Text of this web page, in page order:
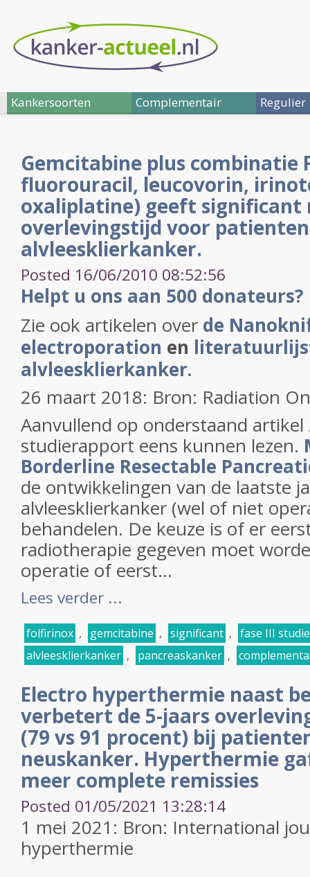
Kankersoorten Complementair Regulier
Gemcitabine plus combinatie
fluorouracil, leucovorin,
oxaliplatine) geeft significant
overlevingstijd voor
alvleesklierkanker.
Posted 16/06/2010 08:52:56
Helpt u ons aan 500 donateurs?
Zie ook artikelen over de
electroporation en
alvleesklierkanker.
26 maart 2018: Bron: Radiation
Aanvullend op onderstaand
studierapport eens kunnen lezen.
Borderline Resectable
de ontwikkelingen van de laatste
alvleesklierkanker (wel of niet
behandelen. De keuze is of er
radiotherapie gegeven moet
operatie of eerst...
Lees verder ...
folfirinox , gemcitabine , significant , fase III studie
alvleesklierkanker , pancreaskanker ,
Electro hyperthermie naast
verbetert de 5-jaars
(79 vs 91 procent) bij
neuskanker. Hyperthermie
meer complete remissies
Posted 01/05/2021 13:28:14
1 mei 2021: Bron: International
hyperthermie